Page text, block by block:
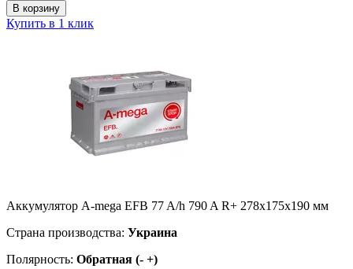
В корзину
Купить в 1 клик
Аккумулятор A-mega EFB 77 A/h 790 A R+ 278x175x190 мм
Страна производства: Украина
Полярность: Обратная (- +)